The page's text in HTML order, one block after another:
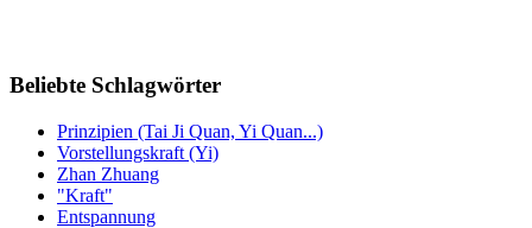
Beliebte Schlagwörter
Prinzipien (Tai Ji Quan, Yi Quan...)
Vorstellungskraft (Yi)
Zhan Zhuang
"Kraft"
Entspannung